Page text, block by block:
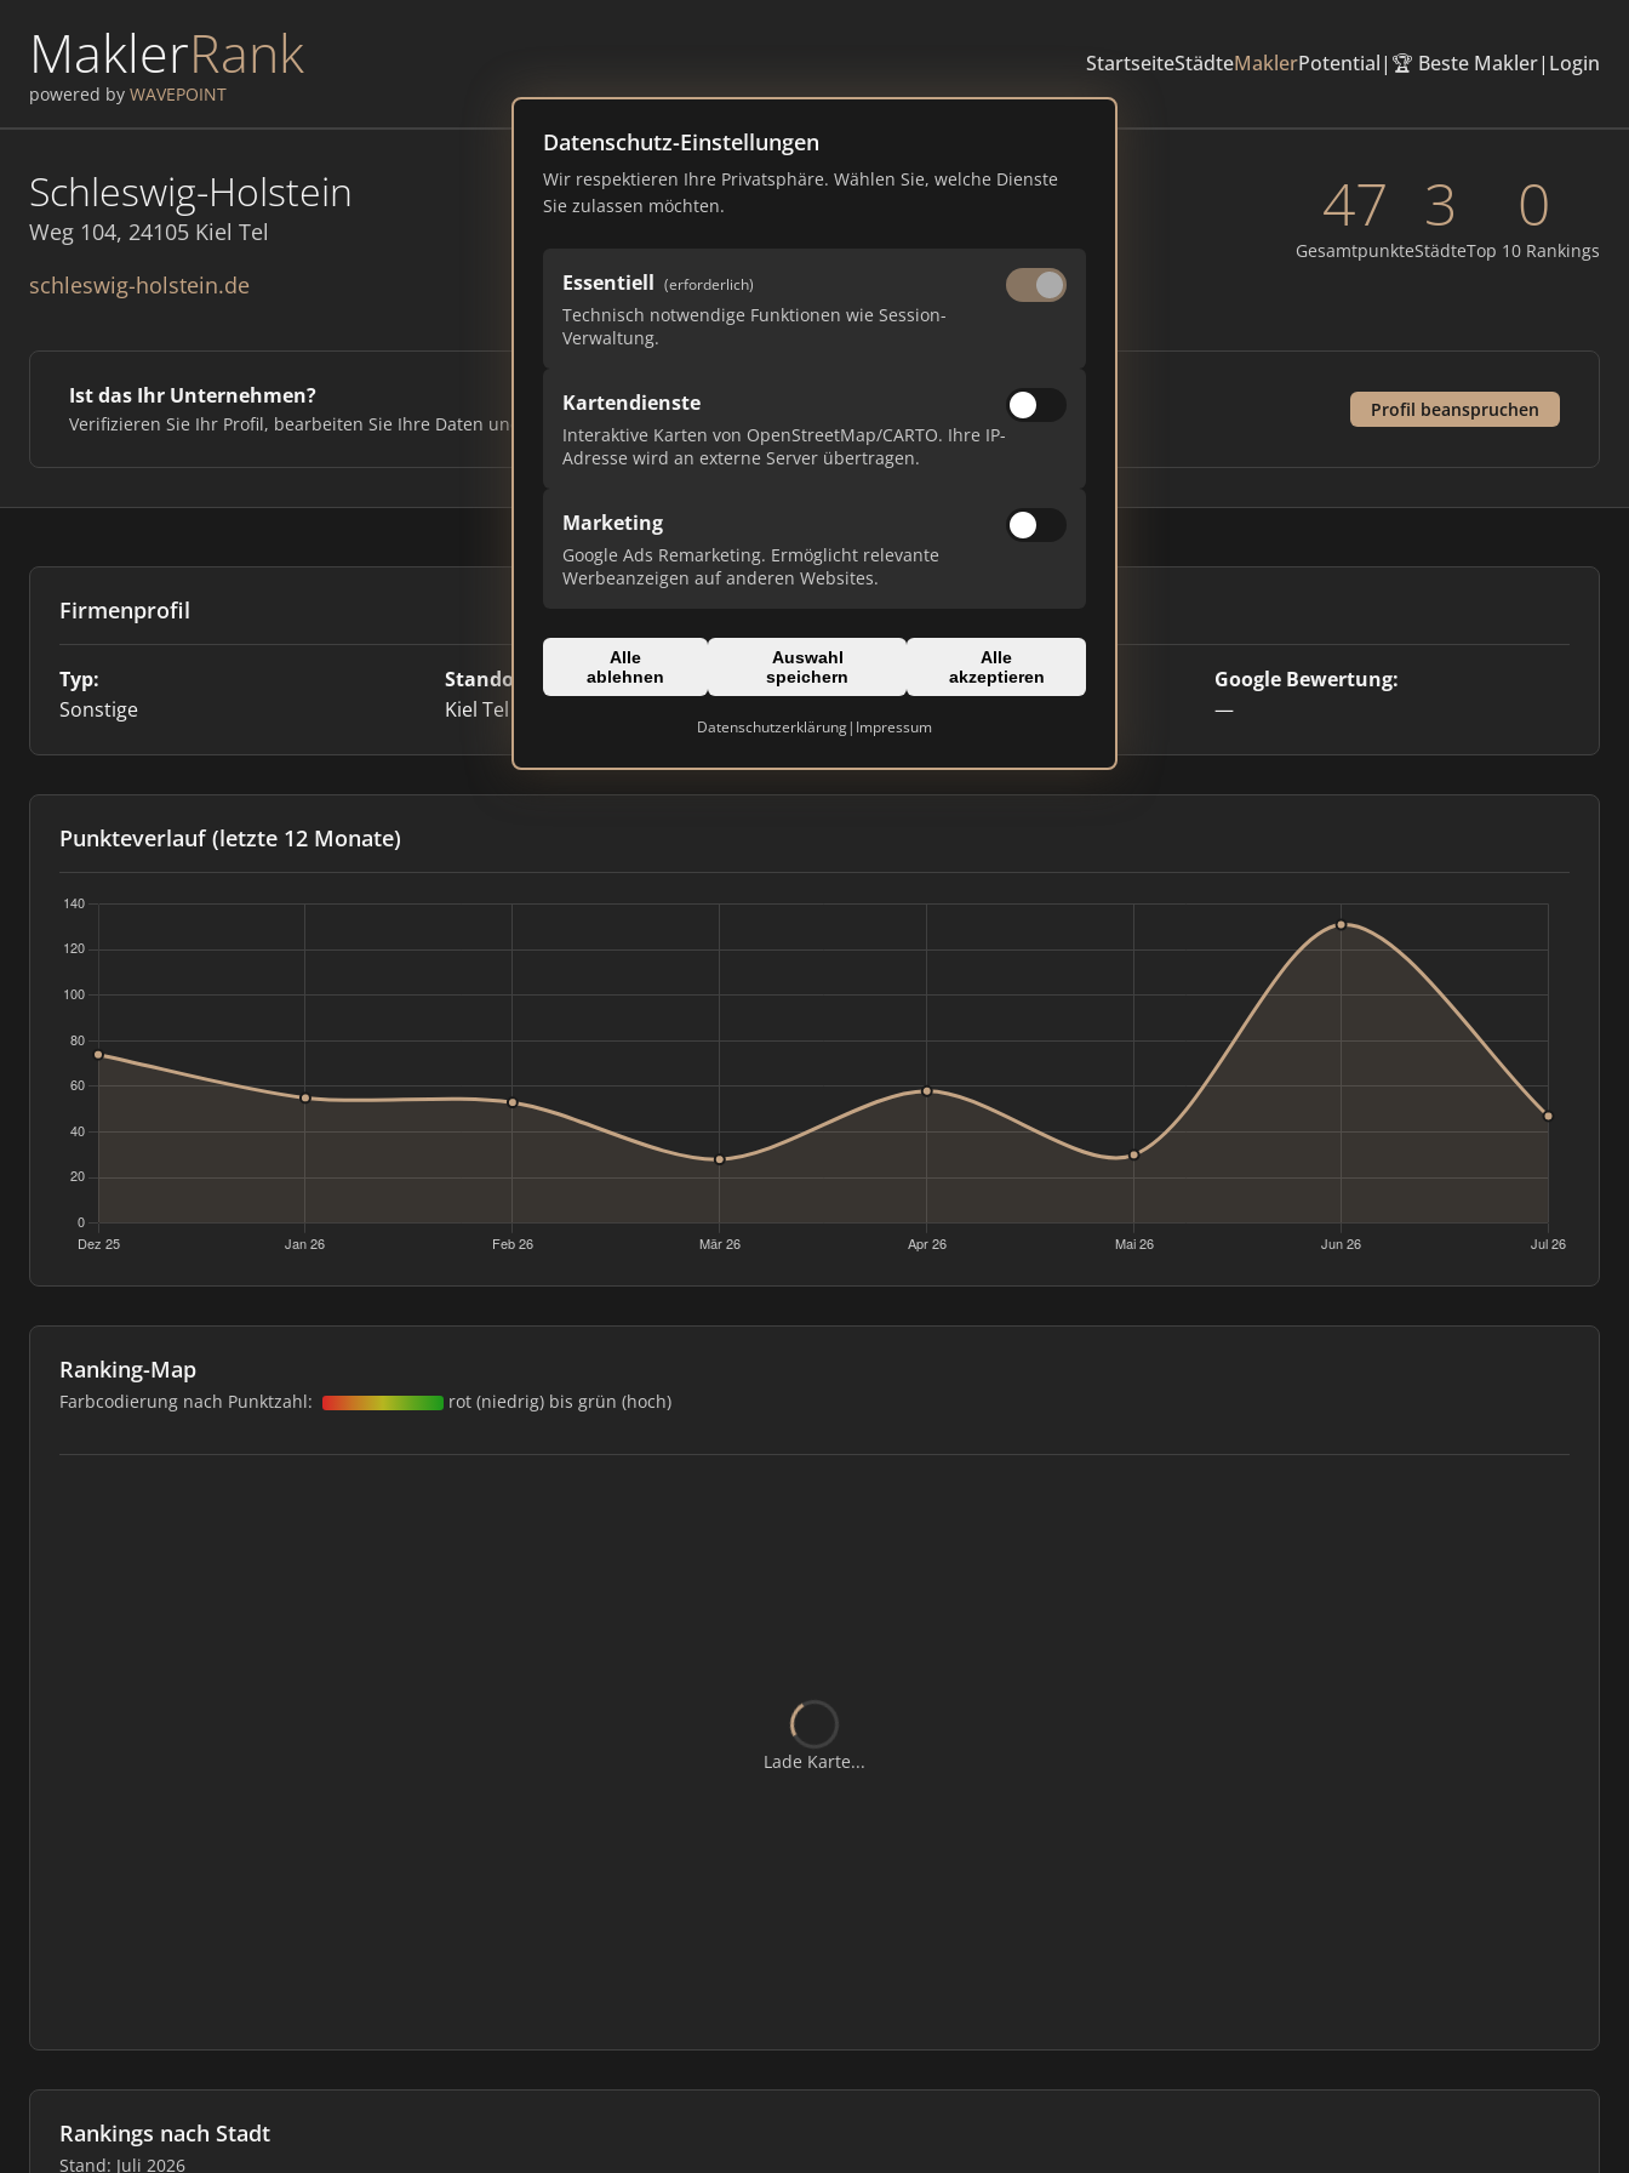
MaklerRank
powered by WAVEPOINT
StartseiteStädteMaklerPotential| 🏆 Beste Makler| Login
Datenschutz-Einstellungen
Wir respektieren Ihre Privatsphäre. Wählen Sie, welche Dienste
Sie zulassen möchten.
Essentiell (erforderlich)
Technisch notwendige Funktionen wie Session-
Verwaltung.
Kartendienste
Interaktive Karten von OpenStreetMap/CARTO. Ihre IP-
Adresse wird an externe Server übertragen.
Marketing
Google Ads Remarketing. Ermöglicht relevante
Werbeanzeigen auf anderen Websites.
Alle
ablehnen
Auswahl
speichern
Alle
akzeptieren
Datenschutzerklärung| Impressum
Schleswig-Holstein
Weg 104, 24105 Kiel Tel
schleswig-holstein.de
47
Gesamtpunkte
3
Städte
0
Top 10 Rankings
Ist das Ihr Unternehmen?
Verifizieren Sie Ihr Profil, bearbeiten Sie Ihre Daten und erhalten Sie monatliche Ranking-Updates.
Profil beanspruchen
Firmenprofil
Typ:
Sonstige
Standort:
Kiel Tel
Domain:
Google Bewertung:
—
Punkteverlauf (letzte 12 Monate)
Ranking-Map
Farbcodierung nach Punktzahl: rot (niedrig) bis grün (hoch)
Lade Karte...
Rankings nach Stadt
Stand: Juli 2026